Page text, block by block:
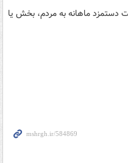
دستمزد ماهانه به مردم، بخش یا